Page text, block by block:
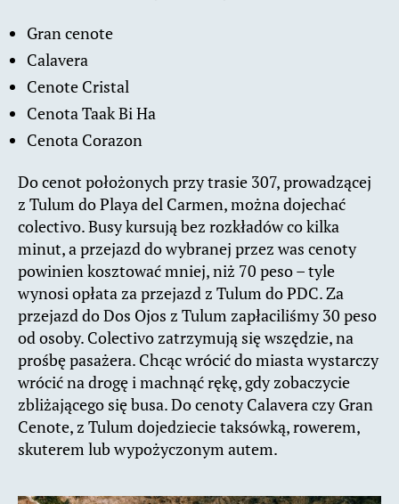
Gran cenote
Calavera
Cenote Cristal
Cenota Taak Bi Ha
Cenota Corazon
Do cenot położonych przy trasie 307, prowadzącej
z Tulum do Playa del Carmen, można dojechać
colectivo. Busy kursują bez rozkładów co kilka
minut, a przejazd do wybranej przez was cenoty
powinien kosztować mniej, niż 70 peso – tyle
wynosi opłata za przejazd z Tulum do PDC. Za
przejazd do Dos Ojos z Tulum zapłaciliśmy 30 peso
od osoby. Colectivo zatrzymują się wszędzie, na
prośbę pasażera. Chcąc wrócić do miasta wystarczy
wrócić na drogę i machnąć rękę, gdy zobaczycie
zbliżającego się busa. Do cenoty Calavera czy Gran
Cenote, z Tulum dojedziecie taksówką, rowerem,
skuterem lub wypożyczonym autem.